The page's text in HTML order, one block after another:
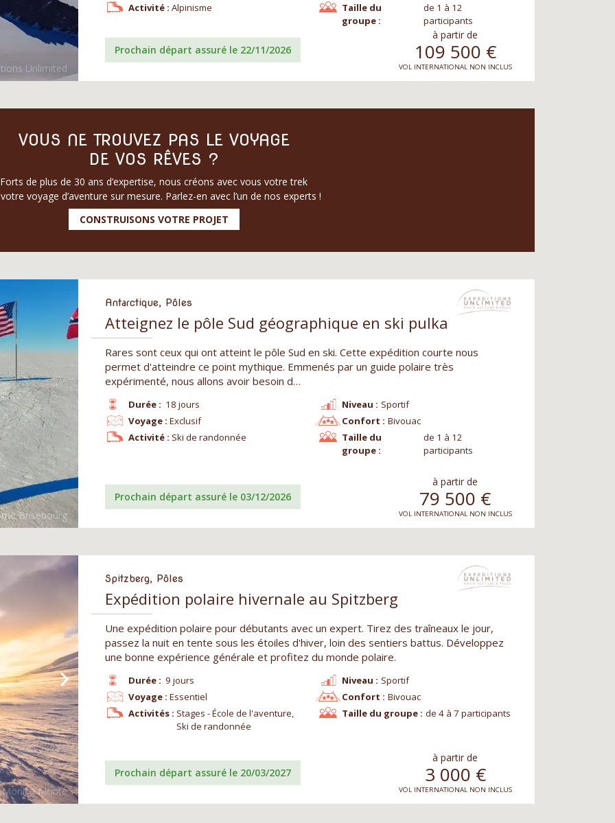
Activité : Alpinisme
Taille du
groupe :
de 1 à 12
participants
Prochain départ assuré le 22/11/2026
à partir de
109 500 €
VOL INTERNATIONAL NON INCLUS
VOUS NE TROUVEZ PAS LE VOYAGE
DE VOS RÊVES ?
Forts de plus de 30 ans d’expertise, nous créons avec vous votre trek
voyage d’aventure sur mesure. Parlez-en avec l’un de nos experts !
CONSTRUISONS VOTRE PROJET
Antarctique, Pôles
Atteignez le pôle Sud géographique en ski pulka
Rares sont ceux qui ont atteint le pôle Sud en ski. Cette expédition courte nous
permet d'atteindre ce point mythique. Emmenés par un guide polaire très
expérimenté, nous allons avoir besoin d…
Durée : 18 jours Niveau : Sportif
Voyage : Exclusif Confort : Bivouac
Activité : Ski de randonnée
Taille du
groupe :
de 1 à 12
participants
Prochain départ assuré le 03/12/2026
à partir de
79 500 €
VOL INTERNATIONAL NON INCLUS
Spitzberg, Pôles
Expédition polaire hivernale au Spitzberg
Une expédition polaire pour débutants avec un expert. Tirez des traîneaux le jour,
passez la nuit en tente sous les étoiles d'hiver, loin des sentiers battus. Développez
une bonne expérience générale et profitez du monde polaire.
Durée : 9 jours Niveau : Sportif
Voyage : Essentiel Confort : Bivouac
Activités : Stages - École de l'aventure,
Ski de randonnée
Taille du groupe : de 4 à 7 participants
Prochain départ assuré le 20/03/2027
à partir de
3 000 €
VOL INTERNATIONAL NON INCLUS